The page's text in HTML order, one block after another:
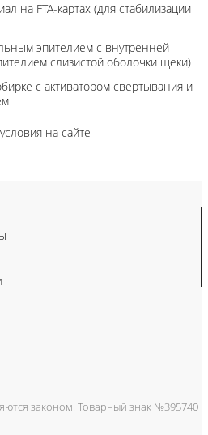
на FTA-картах (для стабилизации
эпителием с внутренней
слизистой оболочки щеки)
с активатором свертывания и
на сайте
законом. Товарный знак №395740